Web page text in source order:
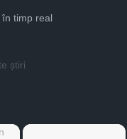
timp real
știri